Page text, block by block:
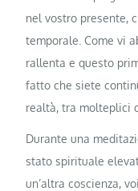
nel vostro presente,
temporale. Come vi
rallenta e questo
fatto che siete
realtà, tra molteplici
Durante una
stato spirituale
un’altra coscienza,